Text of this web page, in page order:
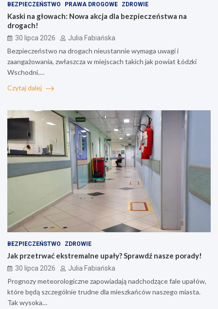
BEZPIECZEŃSTWO PRAWA DROGOWE ZDROWIE
Kaski na głowach: Nowa akcja dla bezpieczeństwa na
drogach!
30 lipca 2026 Julia Fabiańska
Bezpieczeństwo na drogach nieustannie wymaga uwagi i
zaangażowania, zwłaszcza w miejscach takich jak powiat Łódzki
Wschodni.…
Czytaj dalej
BEZPIECZEŃSTWO ZDROWIE
Jak przetrwać ekstremalne upały? Sprawdź nasze porady!
30 lipca 2026 Julia Fabiańska
Prognozy meteorologiczne zapowiadają nadchodzące fale upałów,
które będą szczególnie trudne dla mieszkańców naszego miasta.
Tak wysoka…